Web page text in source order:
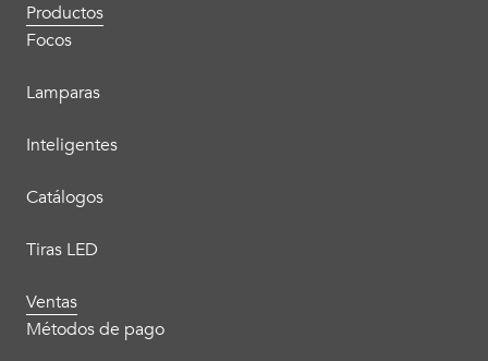
Productos
Focos
Lamparas
Inteligentes
Catálogos
Tiras LED
Ventas
Métodos de pago